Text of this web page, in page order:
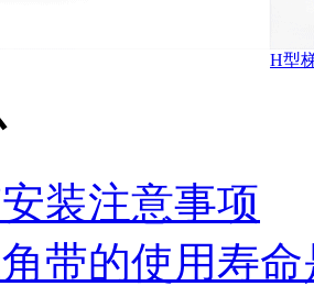
H型
装注意事项
带的使用寿命